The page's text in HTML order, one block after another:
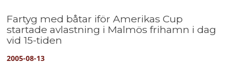
Fartyg med båtar iför Amerikas Cup
startade avlastning i Malmös frihamn i dag
vid 15-tiden
2005-08-13